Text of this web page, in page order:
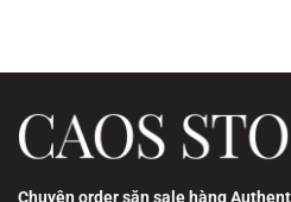
Chuyên order săn sale hàng